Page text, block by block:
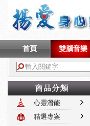
首頁 雙腦音樂
心靈潛能
精選專案